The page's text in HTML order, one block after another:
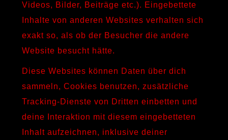
Videos, Bilder, Beiträge etc.). Eingebettete
Inhalte von anderen Websites verhalten sich
exakt so, als ob der Besucher die andere
Website besucht hätte.
Diese Websites können Daten über dich
sammeln, Cookies benutzen, zusätzliche
Tracking-Dienste von Dritten einbetten und
deine Interaktion mit diesem eingebetteten
Inhalt aufzeichnen, inklusive deiner